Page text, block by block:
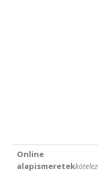
Online
alapismeretek